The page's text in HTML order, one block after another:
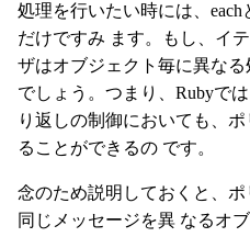
処理を行いたい時には、
だけですみ ます。もし、イ
ザはオブジェクト毎に異な
でしょう。つまり、Rubyで
り返しの制御においても、
ることができるの です。
念のため説明しておくと、ポ
同じメッセージを異 なるオ